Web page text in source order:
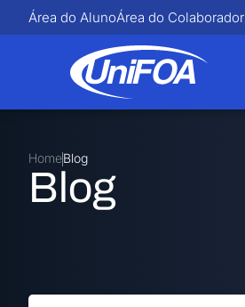
Área do AlunoÁrea do Colaborador
HomeBlog
Blog